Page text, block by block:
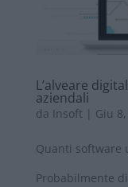
L’alveare
aziendali
da Insoft | Giu
Quanti software
Probabilmente